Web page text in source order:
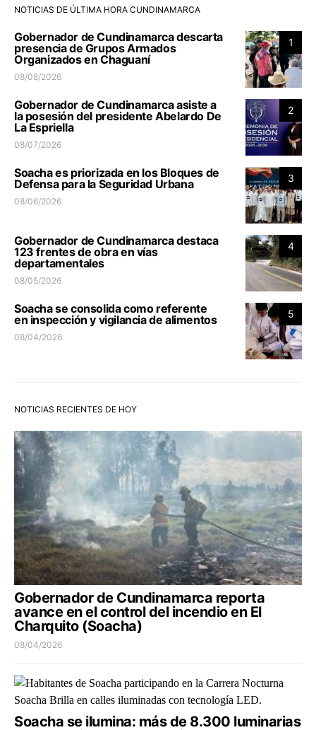
NOTICIAS DE ÚLTIMA HORA CUNDINAMARCA
1
Gobernador de Cundinamarca descarta
presencia de Grupos Armados
Organizados en Chaguaní
08/08/2026
2
Gobernador de Cundinamarca asiste a
la posesión del presidente Abelardo De
La Espriella
08/07/2026
3
Soacha es priorizada en los Bloques de
Defensa para la Seguridad Urbana
08/06/2026
4
Gobernador de Cundinamarca destaca
123 frentes de obra en vías
departamentales
08/05/2026
5
Soacha se consolida como referente
en inspección y vigilancia de alimentos
08/04/2026
NOTICIAS RECIENTES DE HOY
Gobernador de Cundinamarca reporta
avance en el control del incendio en El
Charquito (Soacha)
08/04/2026
Soacha se ilumina: más de 8.300 luminarias